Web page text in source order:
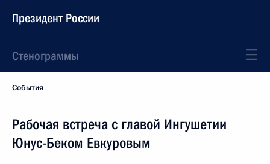
Президент России
Стенограммы
События
Рабочая встреча с главой Ингушетии
Юнус-Беком Евкуровым